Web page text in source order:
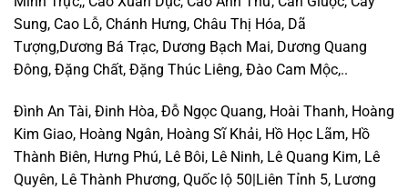
Sung, Cao Lỗ, Chánh Hưng, Châu Thị Hóa, Dã
Tượng,Dương Bá Trạc, Dương Bạch Mai, Dương Quang
Đông, Đặng Chất, Đặng Thúc Liêng, Đào Cam Mộc,..
Đình An Tài, Đinh Hòa, Đỗ Ngọc Quang, Hoài Thanh, Hoàng
Kim Giao, Hoàng Ngân, Hoàng Sĩ Khải, Hồ Học Lãm, Hồ
Thành Biên, Hưng Phú, Lê Bôi, Lê Ninh, Lê Quang Kim, Lê
Quyên, Lê Thành Phương, Quốc lộ 50|Liên Tỉnh 5, Lương